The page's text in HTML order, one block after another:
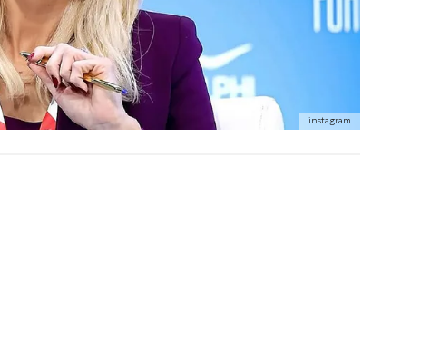
instagram